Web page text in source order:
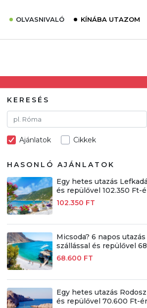
OLVASNIVALÓ
Utazómajom – CitySIM kártya a
Élménybeszámolók
Szállodalátogatás
Sajtómegjelenések
KÍNÁBA UTAZOM
KERESÉS
Ajánlatok Cikkek
HASONLÓ AJÁNLATOK
Egy hetes utazás
és repülővel 102.350 Ft-
102.350 FT
Micsoda? 6 napos
szállással és repülővel
68.600 FT
Egy hetes utazás
és repülővel 70.600 Ft-